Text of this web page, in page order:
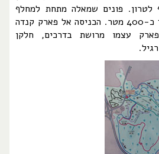
לטרון. פונים שמאלה מתחת למחלף
לכיוון צפון, ולהמשיך עוד כ-400 מטר. הכניסה אל פארק קנדה
עצמו מרושת בדרכים, חלקן